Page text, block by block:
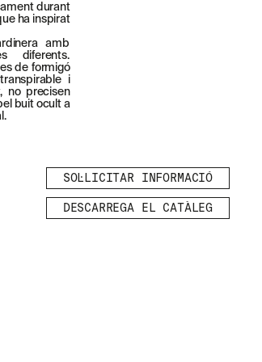
durant
ha inspirat
amb
diferents.
de formigó
i
no precisen
buit ocult a
SOL·LICITAR INFORMACIÓ
DESCARREGA EL CATÀLEG